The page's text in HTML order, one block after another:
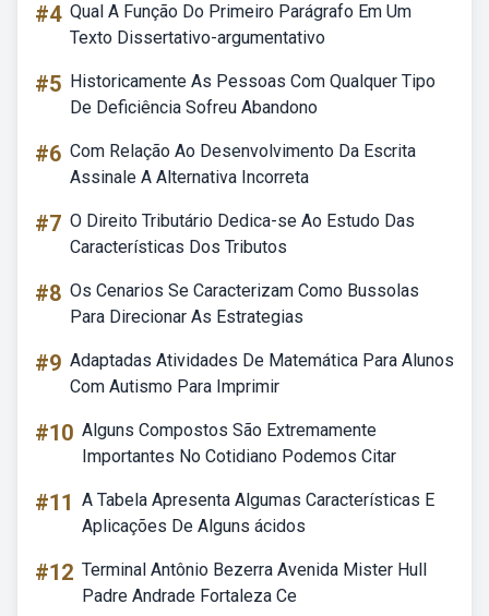
#4 Qual A Função Do Primeiro Parágrafo Em Um
Texto Dissertativo-argumentativo
#5 Historicamente As Pessoas Com Qualquer Tipo
De Deficiência Sofreu Abandono
#6 Com Relação Ao Desenvolvimento Da Escrita
Assinale A Alternativa Incorreta
#7 O Direito Tributário Dedica-se Ao Estudo Das
Características Dos Tributos
#8 Os Cenarios Se Caracterizam Como Bussolas
Para Direcionar As Estrategias
#9 Adaptadas Atividades De Matemática Para Alunos
Com Autismo Para Imprimir
#10 Alguns Compostos São Extremamente
Importantes No Cotidiano Podemos Citar
#11 A Tabela Apresenta Algumas Características E
Aplicações De Alguns ácidos
#12 Terminal Antônio Bezerra Avenida Mister Hull
Padre Andrade Fortaleza Ce